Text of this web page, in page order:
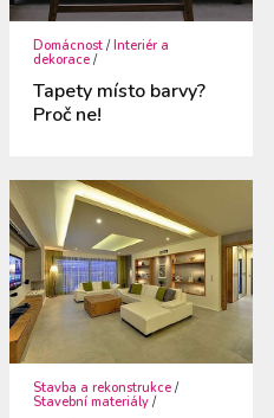
Domácnost /Interiér a
dekorace /
Tapety místo barvy?
Proč ne!
Stavba a rekonstrukce /
Stavební materiály /